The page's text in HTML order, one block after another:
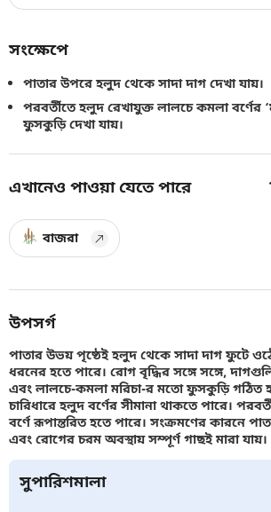
সংক্ষেপে
পাতার উপরে হলুদ থেকে সাদা দাগ দেখা যায়।
পরবর্তীতে হলুদ রেখাযুক্ত লালচে কমলা বর্ণের
ফুসকুড়ি দেখা যায়।
এখানেও পাওয়া যেতে পারে
বাজরা
উপসর্গ
পাতার উভয় পৃষ্ঠেই হলুদ থেকে সাদা দাগ ফুটে
ধরনের হতে পারে। রোগ বৃদ্ধির সঙ্গে সঙ্গে,
এবং লালচে-কমলা মরিচা-র মতো ফুসকুড়ি গঠিত
চারিধারে হলুদ বর্ণের সীমানা থাকতে পারে।
বর্ণে রূপান্তরিত হতে পারে। সংক্রমণের কারনে
এবং রোগের চরম অবস্থায় সম্পূর্ণ গাছই মারা যায়।
সুপারিশমালা